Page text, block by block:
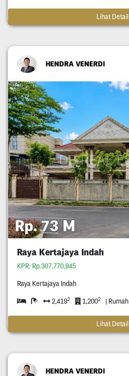
Lihat Detail
HENDRA VENERDI
Rp. 73 M
Raya Kertajaya Indah
KPR: Rp.307,770,945
Raya Kertajaya Indah
2,4192 1,2002 | Rumah
Lihat Detail
HENDRA VENERDI